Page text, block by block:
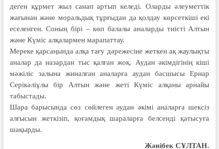
деген құрмет жыл санап артып келеді. Оларды әлеуметтік
жағынан және моральдық тұрғыдан да қолдау көрсеткіші екі
еселенген. Соның бірі – көп балалы аналарды тиісті Алтын
және Күміс алқалармен марапаттау.
Мереке қарсаңында алқа тағу дәрежесіне жеткен ақ жаулықты
аналар да назардан тыс қалған жоқ. Аудан әкімдігінің кіші
мәжіліс залына жиналған аналарға аудан басшысы Ернар
Серікәліұлы бір Алтын және жеті Күміс алқаны арнайы
табыстады.
Шара барысында сөз сөйлеген аудан әкімі аналарға шексіз
алғысын жеткізіп, қоғамдық шараларға белсенді қатысуға
шақырды.
Жәнібек СҰЛТАН.